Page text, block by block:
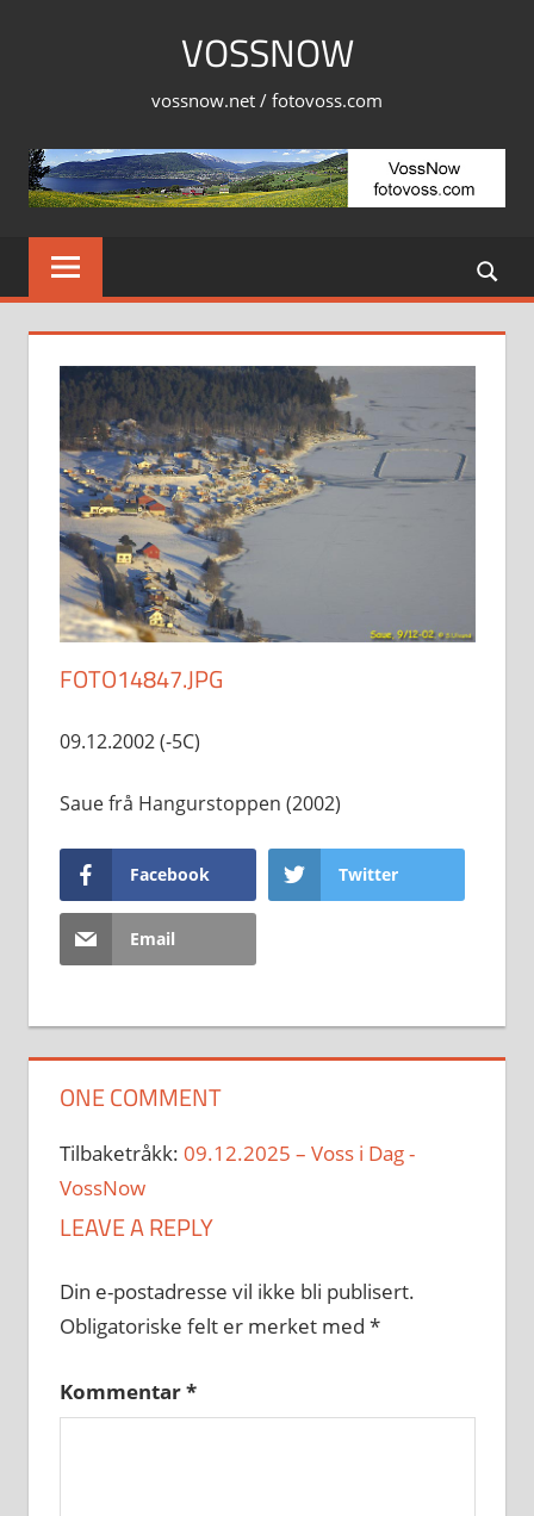
VOSSNOW
vossnow.net / fotovoss.com
FOTO14847.JPG
09.12.2002 (-5C)
Saue frå Hangurstoppen (2002)
Facebook Twitter
Email
ONE COMMENT
Tilbaketråkk: 09.12.2025 – Voss i Dag -
VossNow
LEAVE A REPLY
Din e-postadresse vil ikke bli publisert.
Obligatoriske felt er merket med *
Kommentar*